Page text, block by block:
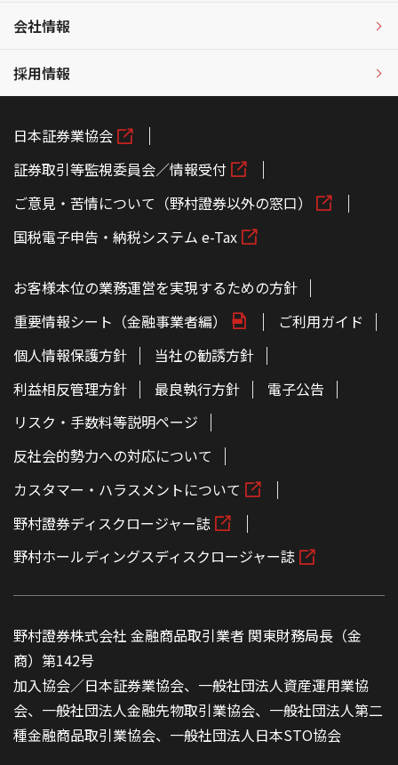
会社情報
採用情報
日本証券業協会
証券取引等監視委員会／情報受付
ご意見・苦情について（野村證券以外の窓口）
国税電子申告・納税システム e-Tax
お客様本位の業務運営を実現するための方針
重要情報シート（金融事業者編）
ご利用ガイド
個人情報保護方針
当社の勧誘方針
利益相反管理方針
最良執行方針
電子公告
リスク・手数料等説明ページ
反社会的勢力への対応について
カスタマー・ハラスメントについて
野村證券ディスクロージャー誌
野村ホールディングスディスクロージャー誌
野村證券株式会社 金融商品取引業者 関東財務局長（金
商）第142号
加入協会／日本証券業協会、一般社団法人資産運用業協
会、一般社団法人金融先物取引業協会、一般社団法人第二
種金融商品取引業協会、一般社団法人日本STO協会